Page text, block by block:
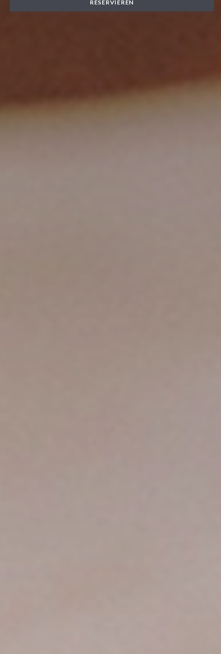
RESERVIEREN